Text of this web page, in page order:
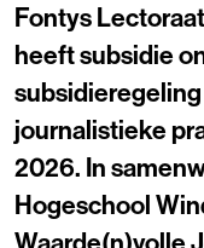
Fontys
heeft subsidie
journalistieke
2026. In
Hogeschool